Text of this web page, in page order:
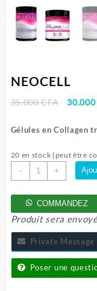
NEOCELL
35.000CFA
Le
initial
35.000
Gélules en Collagen
20 en stock (peut être
-
quantité
de
NEOCELL
+
COMMANDEZ
Produit sera
Private Message
Poser une